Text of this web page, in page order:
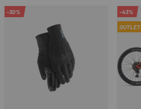
-30% -43%
OUTLET